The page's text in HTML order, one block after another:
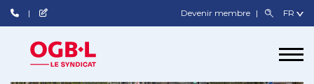
Devenir membre